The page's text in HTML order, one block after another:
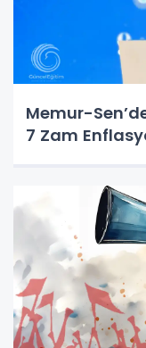
Memur-
7 Zam